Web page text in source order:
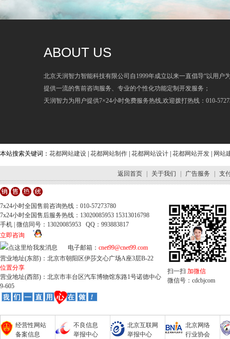
ABOUT US
北京天润智力智能科技有限公司自1999年成立以来一直倡导“以用户
提供一流的售前咨询服务、专业的个性化功能定制开发服务；
天润智力为用户提供7×24小时免费服务热线,欢迎拨打热线：010-
本站搜索关键词： 花都网站建设 花都网站制作 花都网站设计 花都网站开发 网站
返回首页 关于我们 广告服务 支
7x24小时全国售前咨询热线：010-57273780
7x24小时全国售后服务热线：13020085953 15313016798
手机 | 微信同号：13020085953 QQ：993883817
立即咨询
电子邮箱： cnet99@cnet99.com
营业地址(东部)：北京市朝阳区伊莎文心广场A座3层B-22
位置分享
营业地址(西部)：北京市丰台区汽车博物馆东路1号诺德中心
9-605
扫一扫 加微信
微信号：cdcbjcom
经营性网站
备案信息
不良信息
举报中心
北京互联网
举报中心
北京网络
行业协会